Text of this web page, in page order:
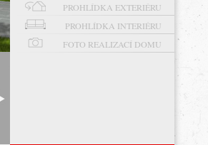
PROHLÍDKA EXTERIÉRU
PROHLÍDKA INTERIÉRU
FOTO REALIZACÍ DOMU